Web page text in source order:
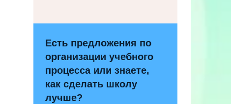
Есть предложения по
организации учебного
процесса или знаете,
как сделать школу
лучше?